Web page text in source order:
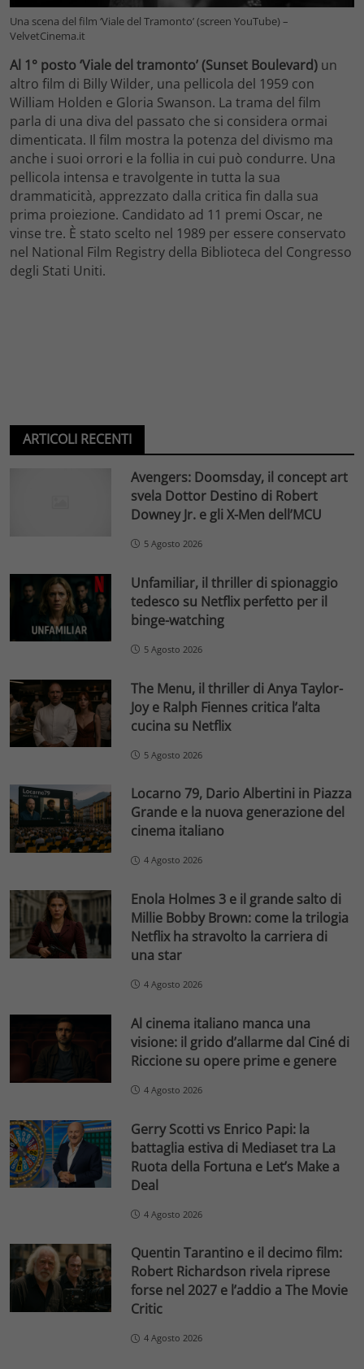
Una scena del film ‘Viale del Tramonto’ (screen YouTube) –
VelvetCinema.it
Al 1° posto ‘Viale del tramonto’ (Sunset Boulevard) un
altro film di Billy Wilder, una pellicola del 1959 con
William Holden e Gloria Swanson. La trama del film
parla di una diva del passato che si considera ormai
dimenticata. Il film mostra la potenza del divismo ma
anche i suoi orrori e la follia in cui può condurre. Una
pellicola intensa e travolgente in tutta la sua
drammaticità, apprezzato dalla critica fin dalla sua
prima proiezione. Candidato ad 11 premi Oscar, ne
vinse tre. È stato scelto nel 1989 per essere conservato
nel National Film Registry della Biblioteca del Congresso
degli Stati Uniti.
ARTICOLI RECENTI
Avengers: Doomsday, il concept art
svela Dottor Destino di Robert
Downey Jr. e gli X-Men dell’MCU
5 Agosto 2026
Unfamiliar, il thriller di spionaggio
tedesco su Netflix perfetto per il
binge-watching
5 Agosto 2026
The Menu, il thriller di Anya Taylor-
Joy e Ralph Fiennes critica l’alta
cucina su Netflix
5 Agosto 2026
Locarno 79, Dario Albertini in Piazza
Grande e la nuova generazione del
cinema italiano
4 Agosto 2026
Enola Holmes 3 e il grande salto di
Millie Bobby Brown: come la trilogia
Netflix ha stravolto la carriera di
una star
4 Agosto 2026
Al cinema italiano manca una
visione: il grido d’allarme dal Ciné di
Riccione su opere prime e genere
4 Agosto 2026
Gerry Scotti vs Enrico Papi: la
battaglia estiva di Mediaset tra La
Ruota della Fortuna e Let’s Make a
Deal
4 Agosto 2026
Quentin Tarantino e il decimo film:
Robert Richardson rivela riprese
forse nel 2027 e l’addio a The Movie
Critic
4 Agosto 2026